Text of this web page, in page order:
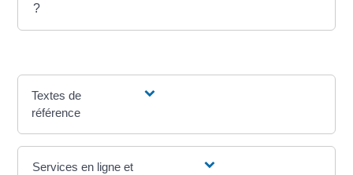
?
Textes de
référence
Services en ligne et